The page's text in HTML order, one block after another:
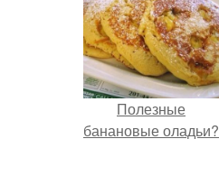
Полезные
банановые оладьи?